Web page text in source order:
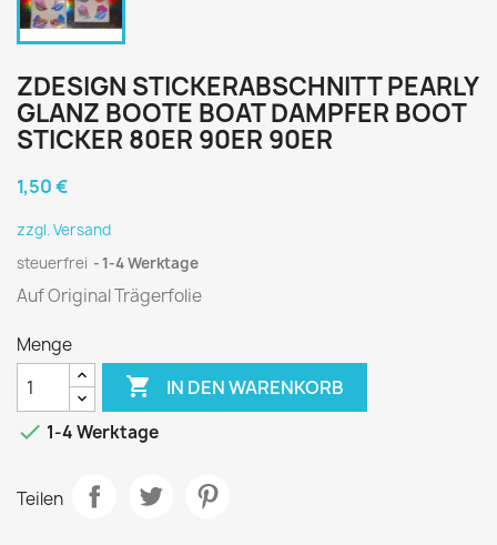
ZDESIGN STICKERABSCHNITT PEARLY
GLANZ BOOTE BOAT DAMPFER BOOT
STICKER 80ER 90ER 90ER
1,50 €
zzgl. Versand
steuerfrei
1-4 Werktage
Auf Original Trägerfolie
Menge
 IN DEN WARENKORB
 1-4 Werktage
Teilen